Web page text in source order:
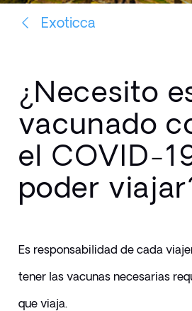
Exoticca
¿Necesito
vacunado
el COVID-
poder
Es responsabilidad de cada
tener las vacunas necesarias
que viaja.